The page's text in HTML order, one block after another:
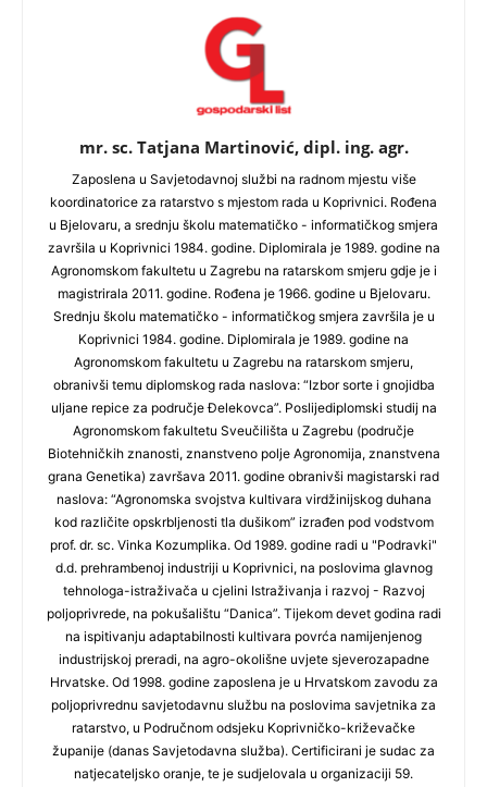
mr. sc. Tatjana Martinović, dipl. ing. agr.
Zaposlena u Savjetodavnoj službi na radnom mjestu više
koordinatorice za ratarstvo s mjestom rada u Koprivnici. Rođena
u Bjelovaru, a srednju školu matematičko - informatičkog smjera
završila u Koprivnici 1984. godine. Diplomirala je 1989. godine na
Agronomskom fakultetu u Zagrebu na ratarskom smjeru gdje je i
magistrirala 2011. godine. Rođena je 1966. godine u Bjelovaru.
Srednju školu matematičko - informatičkog smjera završila je u
Koprivnici 1984. godine. Diplomirala je 1989. godine na
Agronomskom fakultetu u Zagrebu na ratarskom smjeru,
obranivši temu diplomskog rada naslova: “Izbor sorte i gnojidba
uljane repice za područje Đelekovca”. Poslijediplomski studij na
Agronomskom fakultetu Sveučilišta u Zagrebu (područje
Biotehničkih znanosti, znanstveno polje Agronomija, znanstvena
grana Genetika) završava 2011. godine obranivši magistarski rad
naslova: “Agronomska svojstva kultivara virdžinijskog duhana
kod različite opskrbljenosti tla dušikom” izrađen pod vodstvom
prof. dr. sc. Vinka Kozumplika. Od 1989. godine radi u "Podravki"
d.d. prehrambenoj industriji u Koprivnici, na poslovima glavnog
tehnologa-istraživača u cjelini Istraživanja i razvoj - Razvoj
poljoprivrede, na pokušalištu “Danica”. Tijekom devet godina radi
na ispitivanju adaptabilnosti kultivara povrća namijenjenog
industrijskoj preradi, na agro-okolišne uvjete sjeverozapadne
Hrvatske. Od 1998. godine zaposlena je u Hrvatskom zavodu za
poljoprivrednu savjetodavnu službu na poslovima savjetnika za
ratarstvo, u Područnom odsjeku Koprivničko-križevačke
županije (danas Savjetodavna služba). Certificirani je sudac za
natjecateljsko oranje, te je sudjelovala u organizaciji 59.